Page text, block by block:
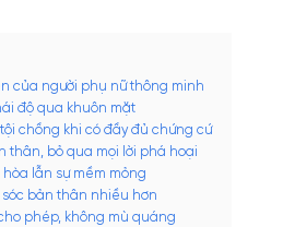
của người phụ nữ thông minh
độ qua khuôn mặt
chồng khi có đầy đủ chứng cứ
thân, bỏ qua mọi lời phá hoại
hòa lẫn sự mềm mỏng
sóc bản thân nhiều hơn
phép, không mù quáng